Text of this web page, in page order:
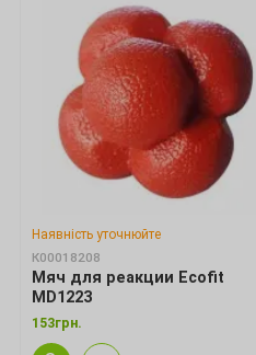
Наявність уточнюйте
К00018208
Мяч для реакции Ecofit
MD1223
153грн.